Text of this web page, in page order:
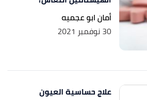
أمان ابو عجميه
30 نوفمبر 2021
علاج حساسية العيون